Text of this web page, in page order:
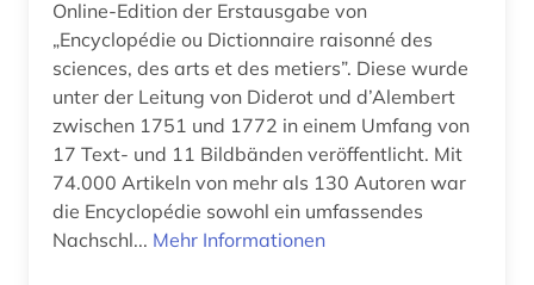
französisches sprachgebiet (1)
frauenforschung (1)
freie plattform (1)
fremdsprache (3)
fremdwort (1)
Online-Edition der Erstausgabe von
„Encyclopédie ou Dictionnaire raisonné des
sciences, des arts et des metiers”. Diese wurde
unter der Leitung von Diderot und d’Alembert
zwischen 1751 und 1772 in einem Umfang von
17 Text- und 11 Bildbänden veröffentlicht. Mit
74.000 Artikeln von mehr als 130 Autoren war
die Encyclopédie sowohl ein umfassendes
Nachschl... Mehr Informationen